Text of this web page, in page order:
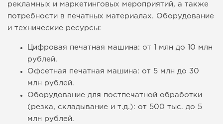
рекламных и маркетинговых мероприятий, а также
потребности в печатных материалах. Оборудование
и технические ресурсы:
Цифровая печатная машина: от 1 млн до 10 млн
рублей.
Офсетная печатная машина: от 5 млн до 30
млн рублей.
Оборудование для постпечатной обработки
(резка, складывание и т.д.): от 500 тыс. до 5
млн рублей.